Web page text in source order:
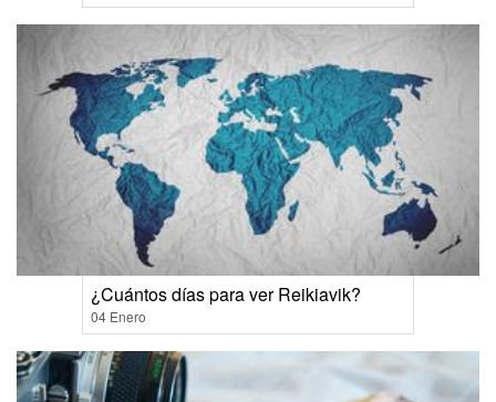
¿Cuántos días para ver Reikiavik?
04 Enero